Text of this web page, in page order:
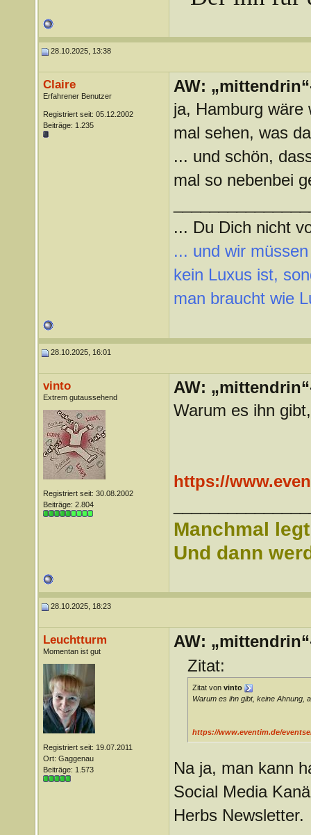
28.10.2025, 13:38
Claire
Erfahrener Benutzer
Registriert seit: 05.12.2002
Beiträge: 1.235
AW:
ja, Hamburg
mal sehen, was
... und schön,
mal so nebenbei
... Du Dich nicht
... und wir
kein Luxus ist,
man braucht wie
28.10.2025, 16:01
vinto
Extrem gutaussehend
Registriert seit: 30.08.2002
Beiträge: 2.804
AW:
Warum es ihn
https://
Manchmal
Und dann
28.10.2025, 18:23
Leuchtturm
Momentan ist gut
Registriert seit: 19.07.2011
Ort: Gaggenau
Beiträge: 1.573
AW:
Zitat:
Zitat von vinto
Warum es ihn gibt, keine Ahnung,
https://www.eventim.de/
Na ja, man kann
Social Media
Herbs Newsletter.